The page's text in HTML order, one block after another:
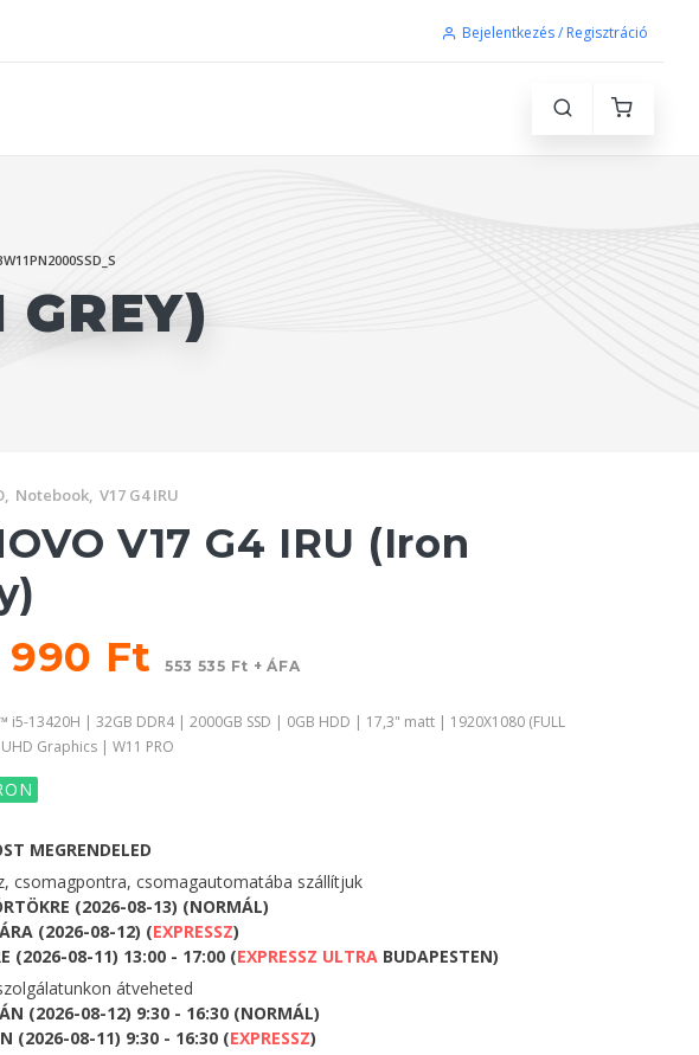
Bejelentkezés / Regisztráció
GREY)
Notebook, V17 G4 IRU
V17 G4 IRU (Iron
990 Ft
553 535 Ft + ÁFA
i5-13420H | 32GB DDR4 | 2000GB SSD | 0GB HDD | 17,3" matt | 1920X1080 (FULL
Graphics | W11 PRO
MEGRENDELED
csomagpontra, csomagautomatába szállítjuk
(2026-08-13) (NORMÁL)
(2026-08-12) (EXPRESSZ)
(2026-08-11) 13:00 - 17:00 (EXPRESSZ ULTRA BUDAPESTEN)
átveheted
(2026-08-12) 9:30 - 16:30 (NORMÁL)
(2026-08-11) 9:30 - 16:30 (EXPRESSZ)